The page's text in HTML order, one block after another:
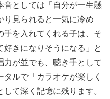
音としては「自分が一生懸
り見られると一気に冷め
手を入れてくれる子は、そ
きになりそうになる」と
力が並でも、聴き手として
ルで「カラオケが楽しく
て深く記憶に残ります。